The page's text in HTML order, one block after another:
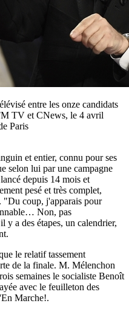
entre les onze candidats
TV et CNews, le 4 avril
Paris
et entier, connu pour ses
selon lui par une campagne
depuis 14 mois et
pesé et très complet,
"Du coup, j'apparais pour
Non, pas
a des étapes, un calendrier,
le relatif tassement
de la finale. M. Mélenchon
semaines le socialiste Benoît
avec le feuilleton des
Marche!.